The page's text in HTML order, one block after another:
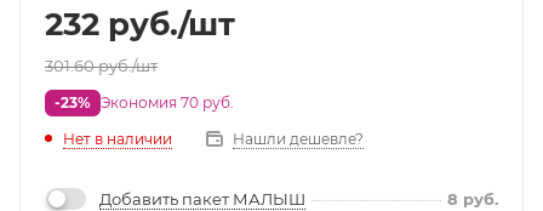
232 руб./шт
301.60руб./шт
-23% Экономия 70 руб.
Нет в наличии
Нашли дешевле?
Добавить пакет МАЛЫШ 8 руб.